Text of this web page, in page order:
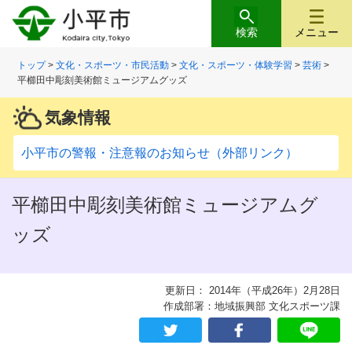
メニュー
検索
トップ>文化・スポーツ・市民活動 >文化・スポーツ・体験学習 >芸術 >
平櫛田中彫刻美術館ミュージアムグッズ
気象情報
小平市の警報・注意報のお知らせ（外部リンク）
平櫛田中彫刻美術館ミュージアムグ
ッズ
更新日： 2014年（平成26年）2月28日
作成部署：地域振興部 文化スポーツ課